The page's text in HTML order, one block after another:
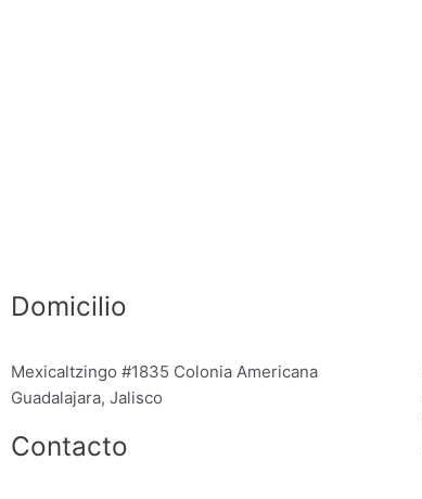
Domicilio
Mexicaltzingo #1835 Colonia Americana
Guadalajara, Jalisco
Contacto